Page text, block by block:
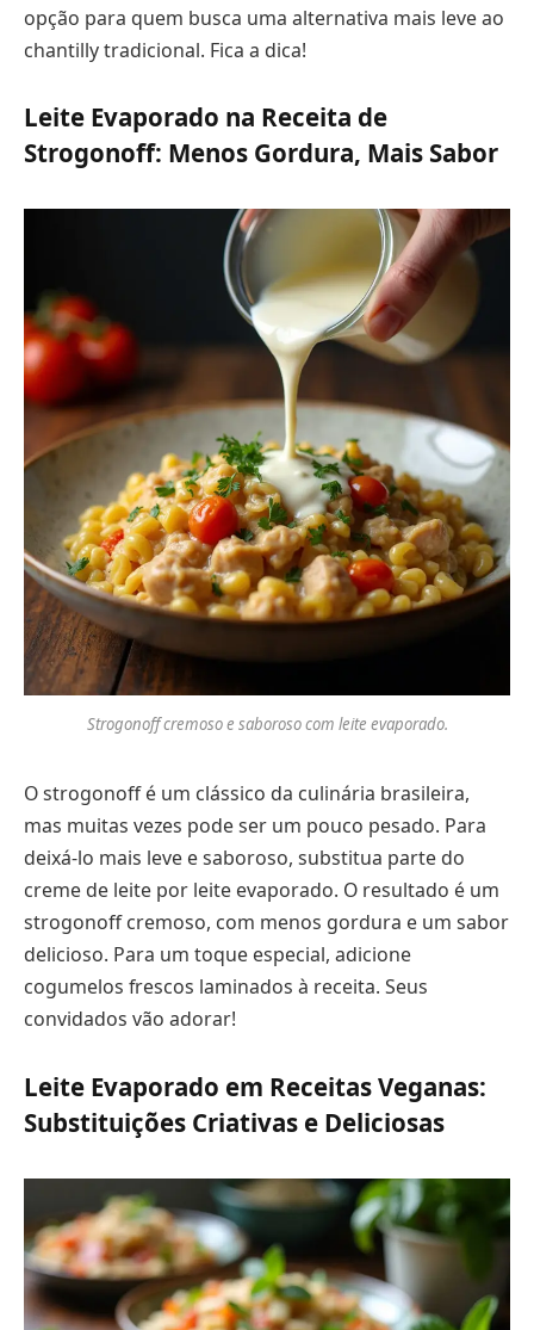
opção para quem busca uma alternativa mais leve ao
chantilly tradicional. Fica a dica!
Leite Evaporado na Receita de
Strogonoff: Menos Gordura, Mais Sabor
Strogonoff cremoso e saboroso com leite evaporado.
O strogonoff é um clássico da culinária brasileira,
mas muitas vezes pode ser um pouco pesado. Para
deixá-lo mais leve e saboroso, substitua parte do
creme de leite por leite evaporado. O resultado é um
strogonoff cremoso, com menos gordura e um sabor
delicioso. Para um toque especial, adicione
cogumelos frescos laminados à receita. Seus
convidados vão adorar!
Leite Evaporado em Receitas Veganas:
Substituições Criativas e Deliciosas